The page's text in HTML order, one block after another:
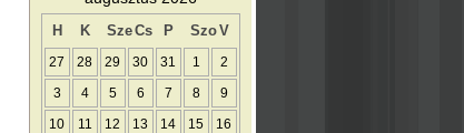
H K SzeCs P SzoV
27 28 29 30 31 1 2
3 4 5 6 7 8 9
10 11 12 13 14 15 16